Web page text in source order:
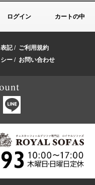
ログイン カートの中
記/ ご利用規約
ー / お問い合わせ